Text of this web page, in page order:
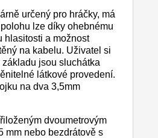
určený pro hráčky, má
lze díky ohebnému
hlasitosti a možnost
na kabelu. Uživatel si
jsou sluchátka
látkové provedení.
na dva 3,5mm
dvoumetrovým
mm nebo bezdrátově s